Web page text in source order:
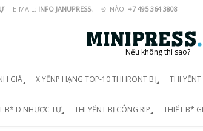
E-MAIL: INFO JANUPRESS. ĐI NÀO! +7 495 364 3808
Nếu không thì sao?
GIÁ X YẾNP HẠNG TOP-10 THI IRONT BỊ THI
B* D NHƯỢC TỰ THI YẾNT BỊ CÔNG RIP THIẾT B*